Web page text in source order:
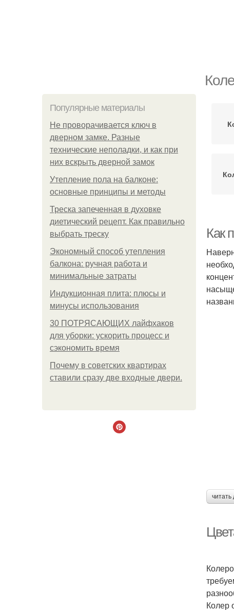
Популярные материалы
Не проворачивается ключ в
дверном замке. Разные
технические неполадки, и как при
них вскрыть дверной замок
Утепление пола на балконе:
основные принципы и методы
Треска запеченная в духовке
диетический рецепт. Как правильно
выбрать треску
Экономный способ утепления
балкона: ручная работа и
минимальные затраты
Индукционная плита: плюсы и
минусы использования
30 ПОТРЯСАЮЩИХ лайфхаков
для уборки: ускорить процесс и
сэкономить время
Почему в советских квартирах
ставили сразу две входные двери.
Как
Колер